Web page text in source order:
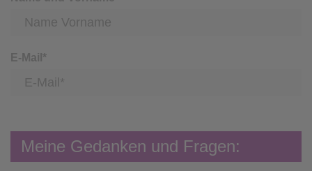
E-Mail *
Meine Gedanken und Fragen: